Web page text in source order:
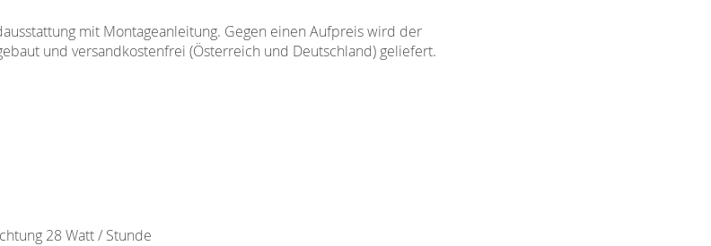
mit Montageanleitung. Gegen einen Aufpreis wird der
und versandkostenfrei (Österreich und Deutschland) geliefert.
28 Watt / Stunde